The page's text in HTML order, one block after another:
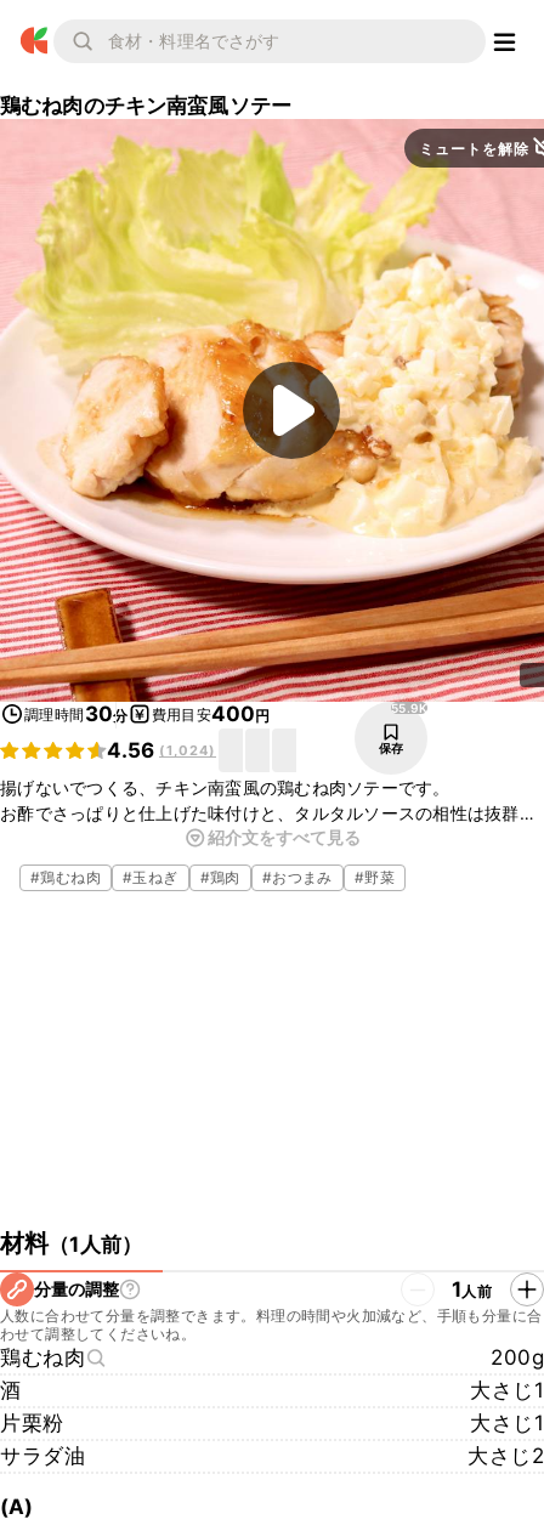
鶏むね肉のチキン南蛮風ソテー
ミュートを解除
調理時間 30分 費用目安400円
4.56 (1,024)
55.9K
保存
揚げないでつくる、チキン南蛮風の鶏むね肉ソテーです。
お酢でさっぱりと仕上げた味付けと、タルタルソースの相性は抜群で
今回は鶏むね肉を使用していますが、鶏もも肉ではジューシーに仕上
がり、美味しくお召し上がりいただけるので、そちらもオススメで
紹介文をすべて見る
#鶏むね肉 #玉ねぎ #鶏肉 #おつまみ #野菜
材料（1人前）
分量の調整 1人前
人数に合わせて分量を調整できます。料理の時間や火加減など、手順も分量に合
わせて調整してくださいね。
鶏むね肉
200g
酒
大さじ1
片栗粉
大さじ1
サラダ油
大さじ2
(A)